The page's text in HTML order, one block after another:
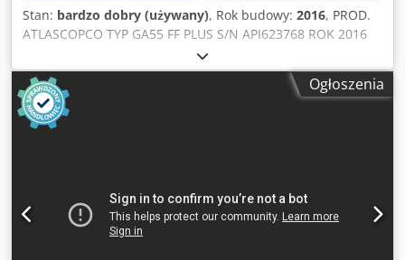
Stan: bardzo dobry (używany), Rok budowy: 2016, PROD.
ATLASCOPCO TYP GA55 FF PLUS S/N API623768 ROK 2016
MOC (kW) 55 WYDAJ. (m3/min) 10.44 Crsdpfx Ahszmhtceljf
CIS (bar) 8.25 GODZ (DOC/OGÓL) FALOWNIK nie WBUD.
OSUSZACZ tak R410a 1.05kg WYMIENNIK nie CHŁODZONA
(POW/WODA) powietrze NA ZBIORNIKU nie DOKUMENTY
nie PRZYŁĄCZE 2 NOWA/UŻYWANA UŻYWANA
Ogłoszenia